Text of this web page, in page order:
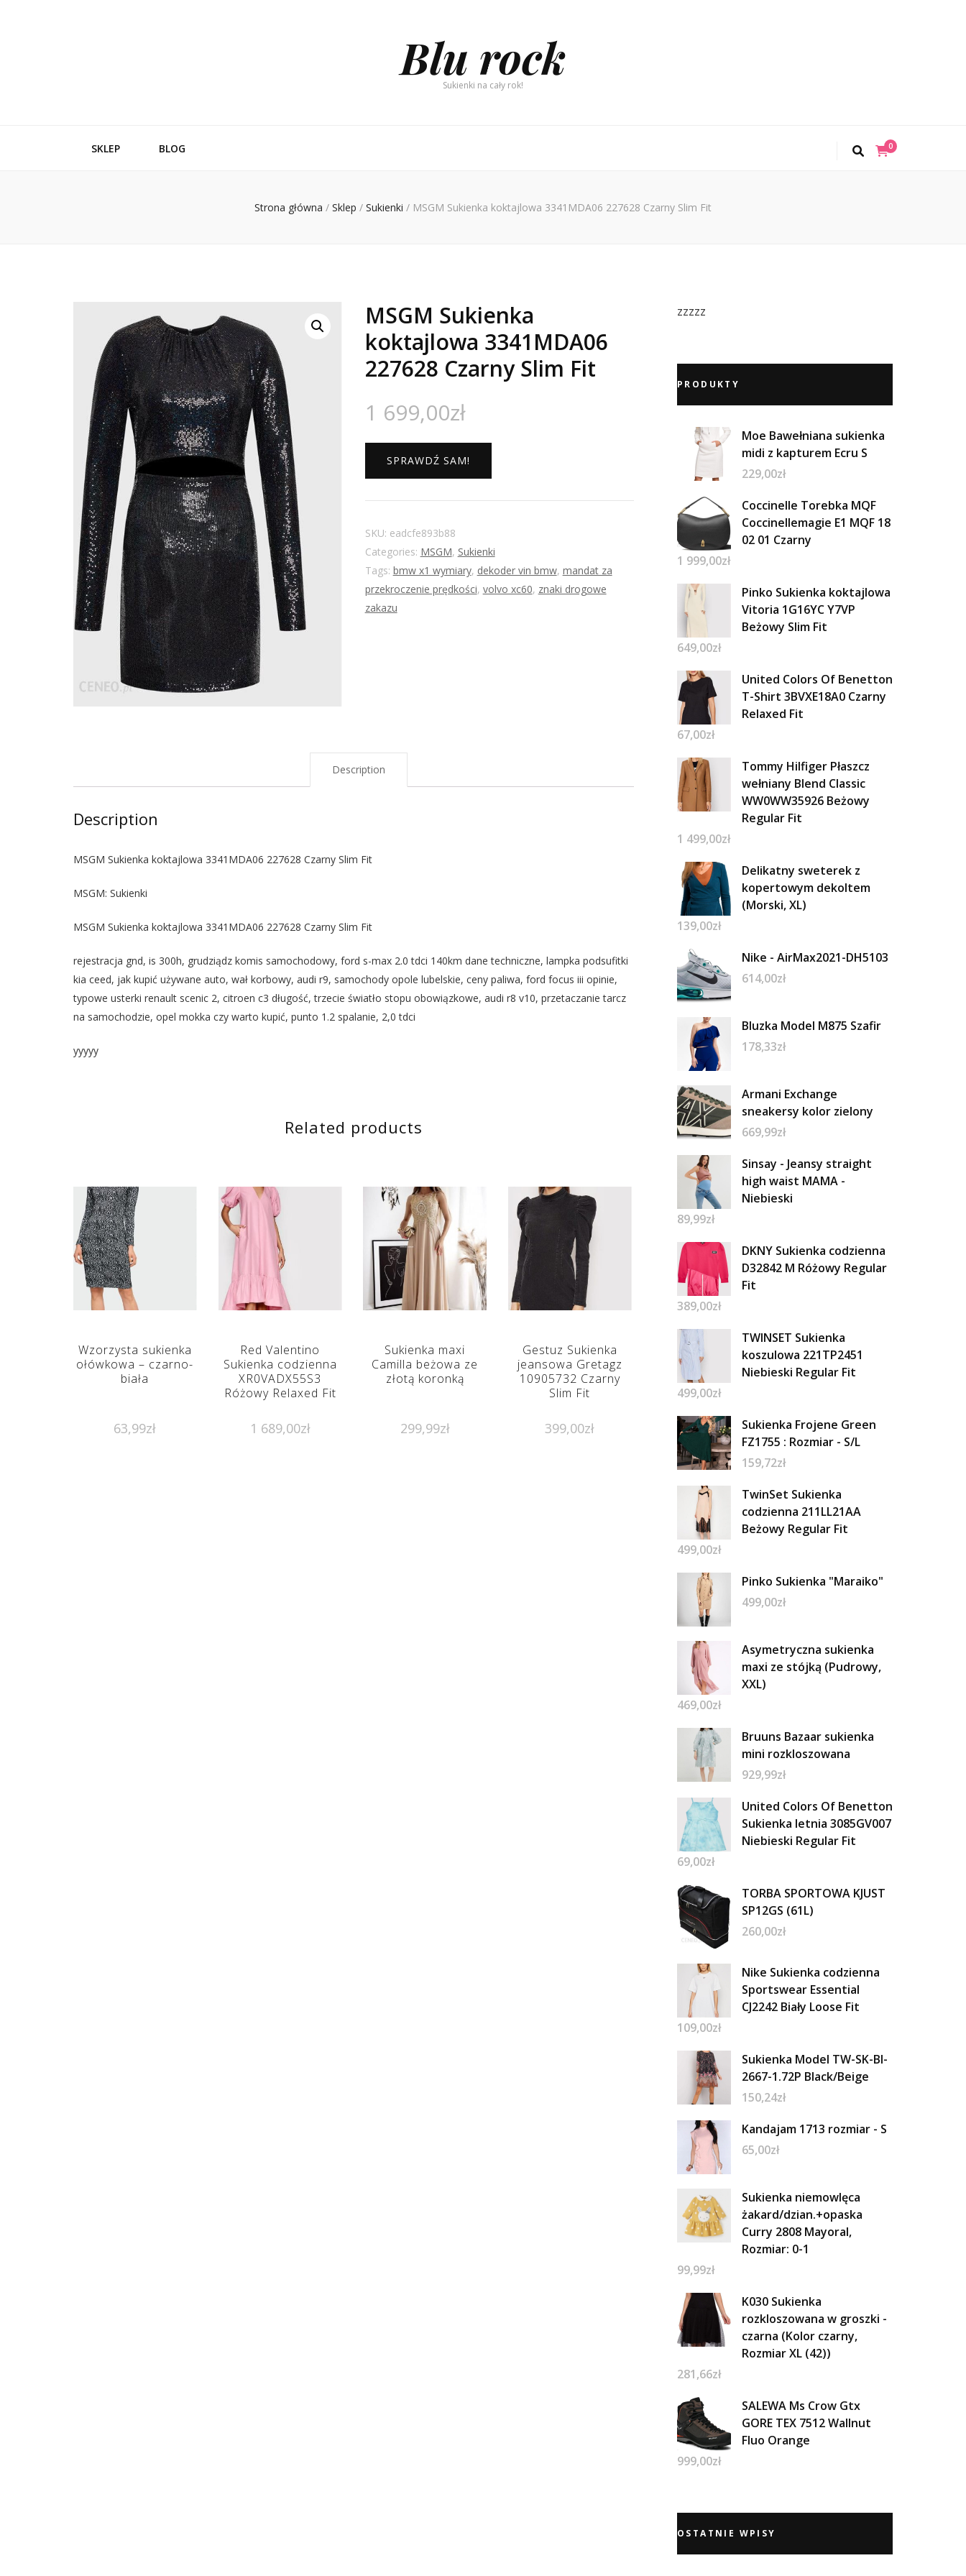
Blu rock
Sukienki na cały rok!
SKLEP BLOG 0
Strona główna / Sklep / Sukienki / MSGM Sukienka koktajlowa 3341MDA06 227628 Czarny Slim Fit
MSGM Sukienka
koktajlowa 3341MDA06
227628 Czarny Slim Fit
1 699,00zł
SPRAWDŹ SAM!
SKU: eadcfe893b88
Categories: MSGM, Sukienki
Tags: bmw x1 wymiary, dekoder vin bmw, mandat za
przekroczenie prędkości, volvo xc60, znaki drogowe
zakazu
Description
Description
MSGM Sukienka koktajlowa 3341MDA06 227628 Czarny Slim Fit
MSGM: Sukienki
MSGM Sukienka koktajlowa 3341MDA06 227628 Czarny Slim Fit
rejestracja gnd, is 300h, grudziądz komis samochodowy, ford s-max 2.0 tdci 140km dane techniczne, lampka podsufitki
kia ceed, jak kupić używane auto, wał korbowy, audi r9, samochody opole lubelskie, ceny paliwa, ford focus iii opinie,
typowe usterki renault scenic 2, citroen c3 długość, trzecie światło stopu obowiązkowe, audi r8 v10, przetaczanie tarcz
na samochodzie, opel mokka czy warto kupić, punto 1.2 spalanie, 2,0 tdci
yyyyy
Related products
Wzorzysta sukienka
ołówkowa – czarno-
biała
63,99zł
Red Valentino
Sukienka codzienna
XR0VADX55S3
Różowy Relaxed Fit
1 689,00zł
Sukienka maxi
Camilla beżowa ze
złotą koronką
299,99zł
Gestuz Sukienka
jeansowa Gretagz
10905732 Czarny
Slim Fit
399,00zł
zzzzz
PRODUKTY
Moe Bawełniana sukienka
midi z kapturem Ecru S
229,00zł
Coccinelle Torebka MQF
Coccinellemagie E1 MQF 18
02 01 Czarny
1 999,00zł
Pinko Sukienka koktajlowa
Vitoria 1G16YC Y7VP
Beżowy Slim Fit
649,00zł
United Colors Of Benetton
T-Shirt 3BVXE18A0 Czarny
Relaxed Fit
67,00zł
Tommy Hilfiger Płaszcz
wełniany Blend Classic
WW0WW35926 Beżowy
Regular Fit
1 499,00zł
Delikatny sweterek z
kopertowym dekoltem
(Morski, XL)
139,00zł
Nike - AirMax2021-DH5103
614,00zł
Bluzka Model M875 Szafir
178,33zł
Armani Exchange
sneakersy kolor zielony
669,99zł
Sinsay - Jeansy straight
high waist MAMA -
Niebieski
89,99zł
DKNY Sukienka codzienna
D32842 M Różowy Regular
Fit
389,00zł
TWINSET Sukienka
koszulowa 221TP2451
Niebieski Regular Fit
499,00zł
Sukienka Frojene Green
FZ1755 : Rozmiar - S/L
159,72zł
TwinSet Sukienka
codzienna 211LL21AA
Beżowy Regular Fit
499,00zł
Pinko Sukienka "Maraiko"
499,00zł
Asymetryczna sukienka
maxi ze stójką (Pudrowy,
XXL)
469,00zł
Bruuns Bazaar sukienka
mini rozkloszowana
929,99zł
United Colors Of Benetton
Sukienka letnia 3085GV007
Niebieski Regular Fit
69,00zł
TORBA SPORTOWA KJUST
SP12GS (61L)
260,00zł
Nike Sukienka codzienna
Sportswear Essential
CJ2242 Biały Loose Fit
109,00zł
Sukienka Model TW-SK-BI-
2667-1.72P Black/Beige
150,24zł
Kandajam 1713 rozmiar - S
65,00zł
Sukienka niemowlęca
żakard/dzian.+opaska
Curry 2808 Mayoral,
Rozmiar: 0-1
99,99zł
K030 Sukienka
rozkloszowana w groszki -
czarna (Kolor czarny,
Rozmiar XL (42))
281,66zł
SALEWA Ms Crow Gtx
GORE TEX 7512 Wallnut
Fluo Orange
999,00zł
OSTATNIE WPISY